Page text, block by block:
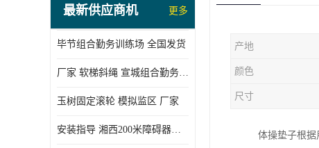
最新供应商机 更多
毕节组合勤务训练场 全国发货
厂家 软梯斜绳 宣城组合勤务训练场
玉树固定滚轮 模拟监区 厂家
安装指导 湘西200米障碍器材 模拟机降平台
产地
颜色
尺寸
体操垫子根据